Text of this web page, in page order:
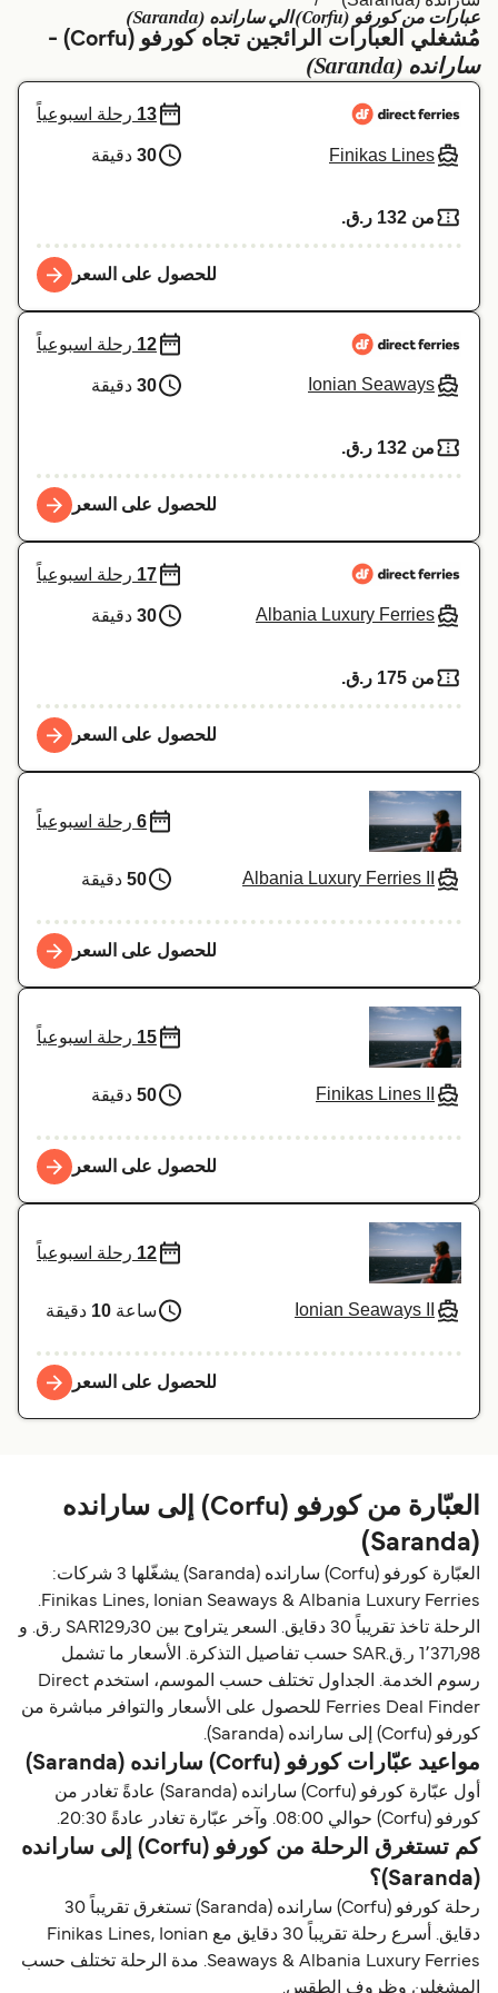
Deutschland
Schweiz (DE)
Norge
Indonesia
Maroc (FR)
عبارات من كورفو (Corfu) الي سارانده (Saranda)
مُشغلي العبارات الرائجين تجاه كورفو (Corfu) -
سارانده (Saranda)
Finikas Lines
13 رحلة اسبوعياً
30 دقيقة
من 132 ر.ق.‏
للحصول على السعر
Ionian Seaways
12 رحلة اسبوعياً
30 دقيقة
من 132 ر.ق.‏
للحصول على السعر
Albania Luxury Ferries
17 رحلة اسبوعياً
30 دقيقة
من 175 ر.ق.‏
للحصول على السعر
Albania Luxury Ferries II
6 رحلة اسبوعياً
50 دقيقة
للحصول على السعر
Finikas Lines II
15 رحلة اسبوعياً
50 دقيقة
للحصول على السعر
Ionian Seaways II
12 رحلة اسبوعياً
ساعة 10 دقيقة
للحصول على السعر
العبّارة من كورفو (Corfu) إلى سارانده
(Saranda)
العبّارة كورفو (Corfu) سارانده (Saranda) يشغّلها 3 شركات:
Finikas Lines, Ionian Seaways & Albania Luxury Ferries.
الرحلة تاخذ تقريباً 30 دقايق. السعر يتراوح بين SAR129٫30 ر.ق.‏ و
1٬371٫98 ر.ق.‏SAR حسب تفاصيل التذكرة. الأسعار ما تشمل
رسوم الخدمة. الجداول تختلف حسب الموسم، استخدم Direct
Ferries Deal Finder للحصول على الأسعار والتوافر مباشرة من
كورفو (Corfu) إلى سارانده (Saranda).
مواعيد عبّارات كورفو (Corfu) سارانده (Saranda)
أول عبّارة كورفو (Corfu) سارانده (Saranda) عادةً تغادر من
كورفو (Corfu) حوالي 08:00. وآخر عبّارة تغادر عادةً 20:30.
كم تستغرق الرحلة من كورفو (Corfu) إلى سارانده
(Saranda)؟
رحلة كورفو (Corfu) سارانده (Saranda) تستغرق تقريباً 30
دقايق. أسرع رحلة تقريباً 30 دقايق مع Finikas Lines, Ionian
Seaways & Albania Luxury Ferries. مدة الرحلة تختلف حسب
المشغلين وظروف الطقس.